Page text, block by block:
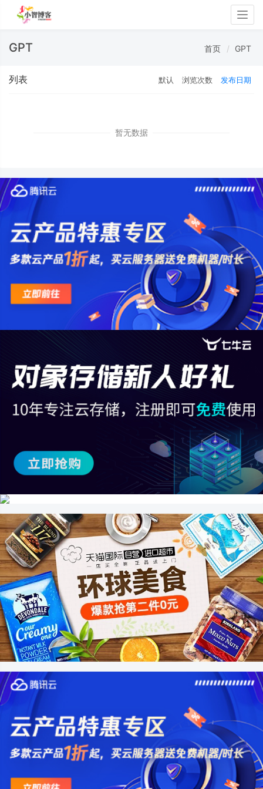
GPT 首页 GPT
列表 默认 浏览次数 发布日期
暂无数据